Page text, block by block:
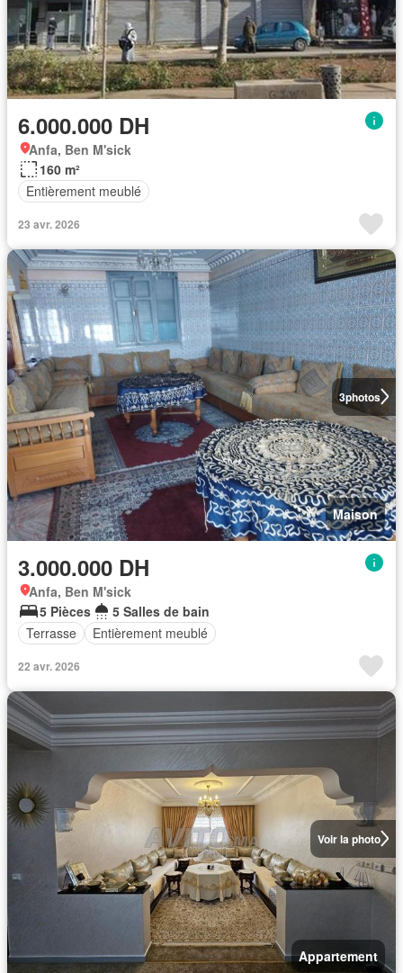
6.000.000 DH
Anfa, Ben M'sick
160 m²
Entièrement meublé
23 avr. 2026
3photos
Maison
3.000.000 DH
Anfa, Ben M'sick
5 Pièces
5 Salles de bain
Terrasse
Entièrement meublé
22 avr. 2026
Voir la photo
Appartement